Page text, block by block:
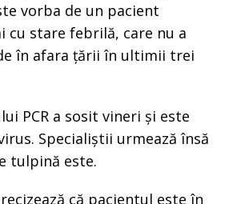
vorba de un pacient
cu stare febrilă, care nu a
în afara țării în ultimii trei
PCR a sosit vineri și este
Specialiștii urmează însă
tulpină este.
că pacientul este în